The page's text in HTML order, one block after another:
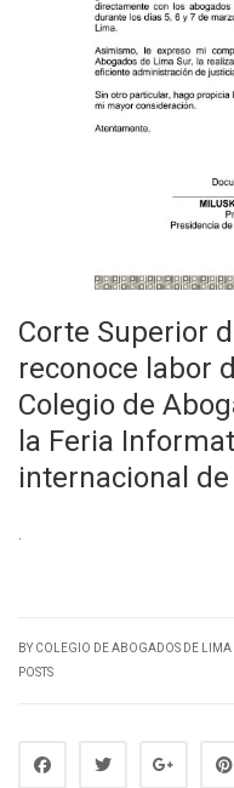
Corte Superior
reconoce labor
Colegio de
la Feria
internacional
BYCOLEGIO DE ABOGADOS DE LIMA
POSTS